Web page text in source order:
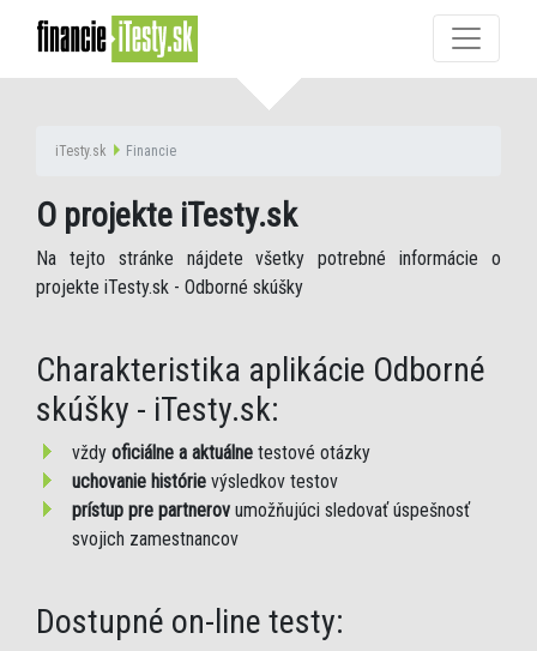
iTesty.sk Financie
O projekte iTesty.sk
Na tejto stránke nájdete všetky potrebné informácie o
projekte iTesty.sk - Odborné skúšky
Charakteristika aplikácie Odborné
skúšky - iTesty.sk:
vždy oficiálne a aktuálne testové otázky
uchovanie histórie výsledkov testov
prístup pre partnerov umožňujúci sledovať úspešnosť
svojich zamestnancov
Dostupné on-line testy: